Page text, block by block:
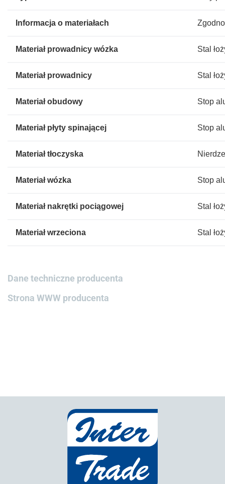
Informacja o materiałach
Materiał prowadnicy wózka Stal
Materiał prowadnicy Stal
Materiał obudowy Stop
Materiał płyty spinającej Stop
Materiał tłoczyska
Materiał wózka Stop
Materiał nakrętki pociągowej Stal
Materiał wrzeciona Stal
Dane techniczne producenta
Strona WWW producenta